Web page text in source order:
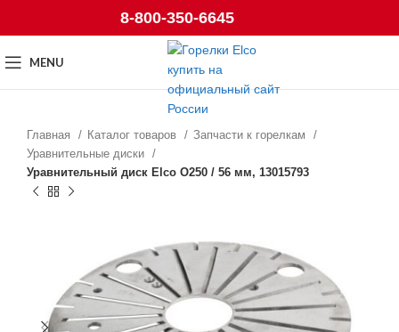
8-800-350-6645
MENU
Главная Каталог товаров
Запчасти к горелкам
Уравнительные диски
Уравнительный диск Elco O250 / 56 мм, 13015793